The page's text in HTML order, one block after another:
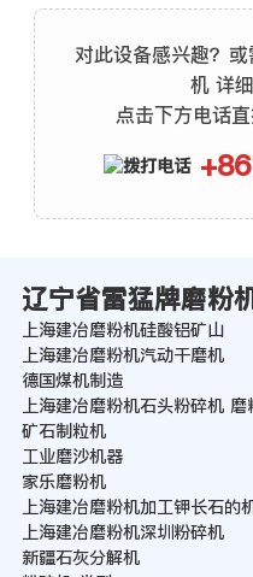
对此设备感兴趣？
机 详
点击下方电话直
辽宁省雷猛牌磨粉
上海建冶磨粉机硅酸铝矿山
上海建冶磨粉机汽动干磨机
德国煤机制造
上海建冶磨粉机石头粉碎机
矿石制粒机
工业磨沙机器
家乐磨粉机
上海建冶磨粉机加工钾长石的
上海建冶磨粉机深圳粉碎机
新疆石灰分解机